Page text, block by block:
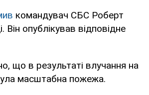
командувач СБС Роберт
опублікував відповідне
що в результаті влучання на
масштабна пожежа.